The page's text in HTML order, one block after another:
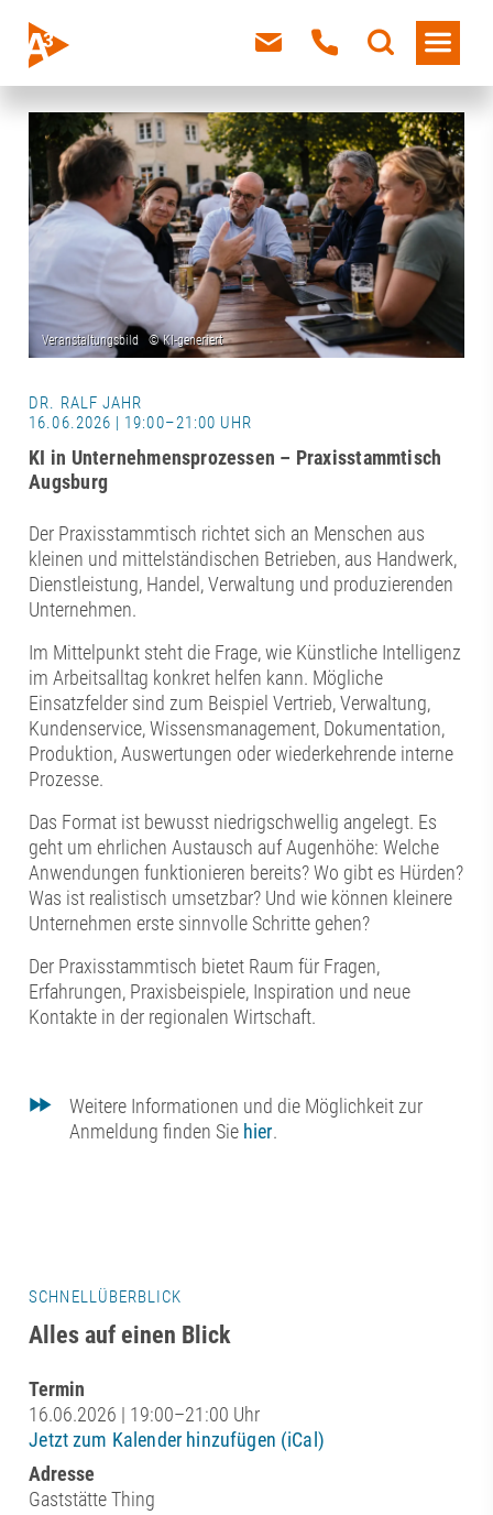
DR. RALF JAHR
16.06.2026 | 19:00–21:00 UHR
KI in Unternehmensprozessen – Praxisstammtisch
Augsburg
Der Praxisstammtisch richtet sich an Menschen aus
kleinen und mittelständischen Betrieben, aus Handwerk,
Dienstleistung, Handel, Verwaltung und produzierenden
Unternehmen.
Im Mittelpunkt steht die Frage, wie Künstliche Intelligenz
im Arbeitsalltag konkret helfen kann. Mögliche
Einsatzfelder sind zum Beispiel Vertrieb, Verwaltung,
Kundenservice, Wissensmanagement, Dokumentation,
Produktion, Auswertungen oder wiederkehrende interne
Prozesse.
Das Format ist bewusst niedrigschwellig angelegt. Es
geht um ehrlichen Austausch auf Augenhöhe: Welche
Anwendungen funktionieren bereits? Wo gibt es Hürden?
Was ist realistisch umsetzbar? Und wie können kleinere
Unternehmen erste sinnvolle Schritte gehen?
Der Praxisstammtisch bietet Raum für Fragen,
Erfahrungen, Praxisbeispiele, Inspiration und neue
Kontakte in der regionalen Wirtschaft.
Weitere Informationen und die Möglichkeit zur
Anmeldung finden Sie hier.
SCHNELLÜBERBLICK
Alles auf einen Blick
Termin
16.06.2026 | 19:00–21:00 Uhr
Jetzt zum Kalender hinzufügen (iCal)
Adresse
Gaststätte Thing